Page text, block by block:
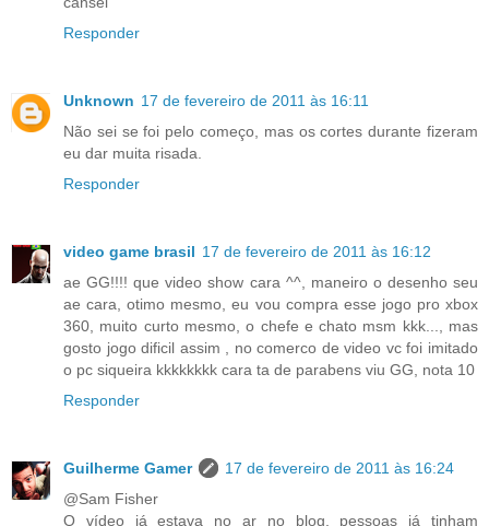
Responder
Unknown 17 de fevereiro de 2011 às 16:11
Não sei se foi pelo começo, mas os cortes durante fizeram
eu dar muita risada.
Responder
video game brasil 17 de fevereiro de 2011 às 16:12
ae GG!!!! que video show cara ^^, maneiro o desenho seu
ae cara, otimo mesmo, eu vou compra esse jogo pro xbox
360, muito curto mesmo, o chefe e chato msm kkk..., mas
gosto jogo dificil assim , no comerco de video vc foi imitado
o pc siqueira kkkkkkkk cara ta de parabens viu GG, nota 10
Responder
Guilherme Gamer
17 de fevereiro de 2011 às 16:24
@Sam Fisher
O vídeo já estava no ar no blog, pessoas já tinham